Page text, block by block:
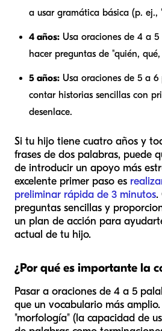
a usar gramática básica (p. ej.,
4 años: Usa oraciones de 4 a
hacer preguntas de "quién,
5 años: Usa oraciones de 5 a
contar historias sencillas con
desenlace.
Si tu hijo tiene cuatro años y
frases de dos palabras, puede
de introducir un apoyo más
excelente primer paso es
preliminar rápida de 3 minutos.
preguntas sencillas y
un plan de acción para
actual de tu hijo.
¿Por qué es importante la
Pasar a oraciones de 4 a 5
que un vocabulario más amplio.
"morfología" (la capacidad de